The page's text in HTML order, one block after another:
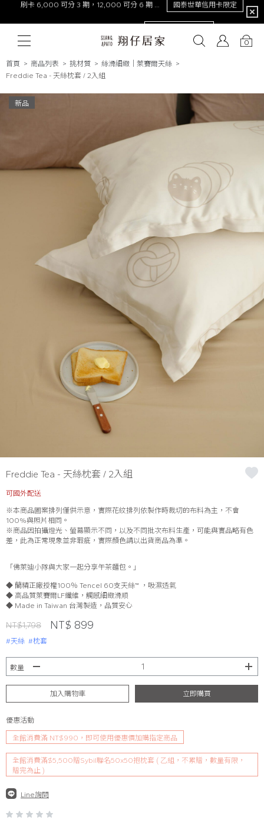
去年銷量破萬件！
0
# 保潔墊 # 天絲 # 純棉
首頁 商品列表 挑材質
絲滑細緻｜萊賽爾天絲
Freddie Tea - 天絲枕套 / 2入組
新品
Freddie Tea - 天絲枕套 / 2入組
可國外配送
※本商品圖案排列僅供示意，實際花紋排列依製作時裁切的布料為主，不會
100%與照片相同。
※商品因拍攝燈光、螢幕顯示不同，以及不同批次布料生產，可能與實品略有色
差，此為正常現象並非瑕疵，實際顏色請以出貨商品為準。
「佛萊迪小隊與大家一起分享午茶麵包。」
◆ 蘭精正廠授權100％ Tencel 60支天絲™ ，吸濕透氣
◆ 高品質萊賽爾LF纖維，觸感細緻滑順
◆ Made in Taiwan 台灣製造，品質安心
NT$1,798 NT$ 899
#天絲 #枕套
數量
加入購物車 立即購買
優惠活動
全館消費滿 NT$990，即可使用優惠價加購指定商品
全館消費滿$5,500贈Sybil聯名50x50抱枕套 ( 乙組，不累贈，數量有限，
贈完為止 )
Line詢問